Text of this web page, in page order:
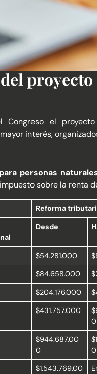
Congreso el
interés,
personas
sobre la renta
Reforma
Desde
$54.281.000
$84.658.000
$204.176.000
$431.757.000
0
$944.687.00
0
0
$1.543.769.00